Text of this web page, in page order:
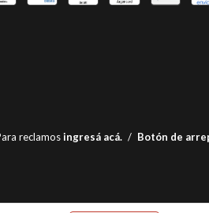
reclamosingresá acá. / Botón de